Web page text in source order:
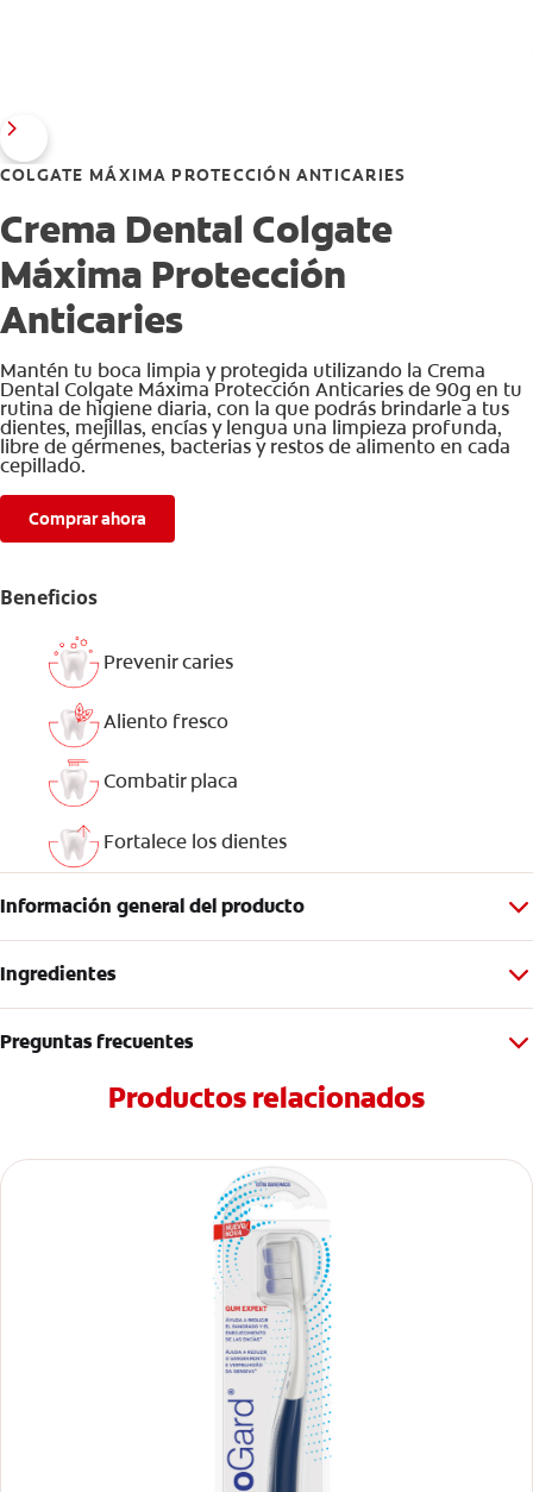
COLGATE MÁXIMA PROTECCIÓN ANTICARIES
Crema Dental Colgate
Máxima Protección
Anticaries
Mantén tu boca limpia y protegida utilizando la Crema
Dental Colgate Máxima Protección Anticaries de 90g en tu
rutina de higiene diaria, con la que podrás brindarle a tus
dientes, mejillas, encías y lengua una limpieza profunda,
libre de gérmenes, bacterias y restos de alimento en cada
cepillado.
Comprar ahora
Beneficios
Prevenir caries
Aliento fresco
Combatir placa
Fortalece los dientes
Información general del producto
Ingredientes
Preguntas frecuentes
Productos relacionados